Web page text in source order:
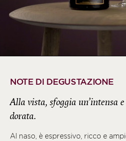
NOTE DI DEGUSTAZIONE
Alla vista, sfoggia un’intensa
dorata.
Al naso, è espressivo, ricco e